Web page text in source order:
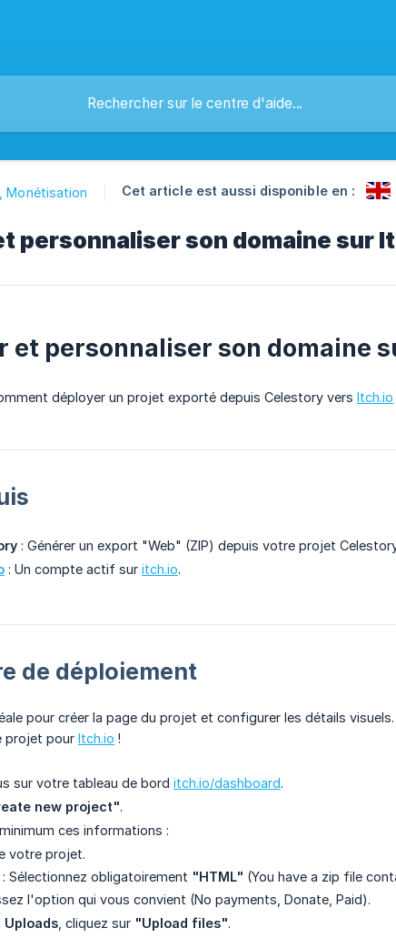
Monétisation Cet article est aussi disponible en :
personnaliser son domaine sur
et personnaliser son domaine
déployer un projet exporté depuis Celestory vers Itch.io
: Générer un export "Web" (ZIP) depuis votre projet
: Un compte actif sur itch.io.
de déploiement
pour créer la page du projet et configurer les détails
projet pour Itch.io !
sur votre tableau de bord itch.io/dashboard.
new project".
ces informations :
votre projet.
: Sélectionnez obligatoirement "HTML" (You have a zip file
l'option qui vous convient (No payments, Donate, Paid).
Uploads , cliquez sur "Upload files".